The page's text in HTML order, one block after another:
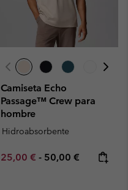
Camiseta Echo
Passage™ Crew para
hombre
Hidroabsorbente
Minimum sale price:
25,00 € - Maximum price:
50,00 €